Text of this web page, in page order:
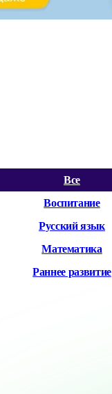
Все
Воспитание
Русский язык
Математика
Раннее развитие